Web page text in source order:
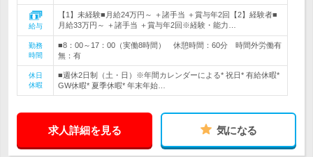
給与
【1】未経験■月給24万円～ ＋諸手当 ＋賞与年2回【2】経験者■
月給33万円～ ＋諸手当 ＋賞与年2回※経験・能力…
勤務
時間
■8：00～17：00（実働8時間） 休憩時間：60分 時間外労働有
無：有
休日
休暇
■週休2日制（土・日）※年間カレンダーによる* 祝日* 有給休暇*
GW休暇* 夏季休暇* 年末年始…
求人詳細を見る 気になる